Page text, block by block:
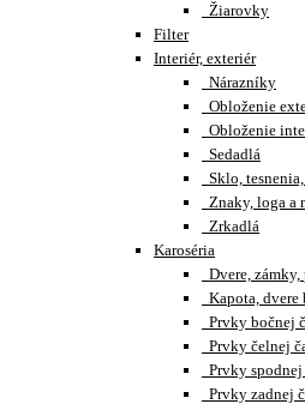
Žiarovky
Filter
Interiér, exteriér
Nárazníky
Obloženie
Obloženie
Sedadlá
Sklo,
Znaky, loga a
Zrkadlá
Karoséria
Dvere,
Kapota,
Prvky bočnej
Prvky čelnej
Prvky
Prvky zadnej